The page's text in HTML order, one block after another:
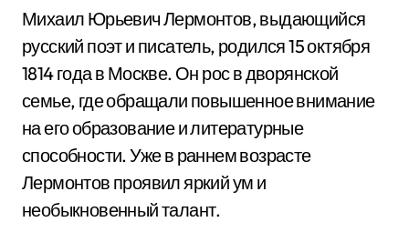
Михаил Юрьевич Лермонтов, выдающийся
русский поэт и писатель, родился 15 октября
1814 года в Москве. Он рос в дворянской
семье, где обращали повышенное внимание
на его образование и литературные
способности. Уже в раннем возрасте
Лермонтов проявил яркий ум и
необыкновенный талант.